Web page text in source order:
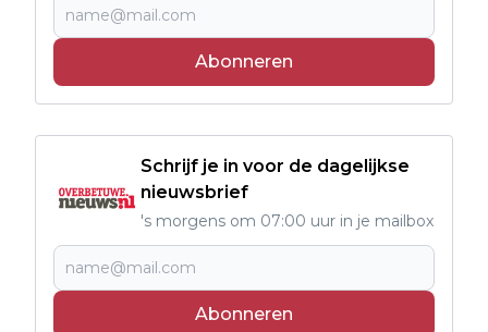
Abonneren
Schrijf je in voor de dagelijkse
nieuwsbrief
's morgens om 07:00 uur in je mailbox
Abonneren